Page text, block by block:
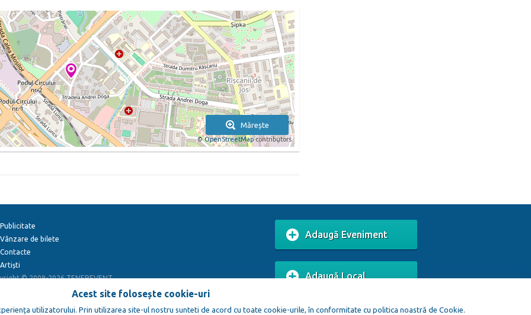
Mărește
©OpenStreetMapcontributors
Publicitate
Vânzare de bilete
Contacte
Artiști
© 2009-2026TENEREVENT
Adaugă Eveniment
Adaugă Local
Acest site folosește cookie-uri
utilizatorului. Prin utilizarea site-ul nostru sunteti de acord cu toate cookie-urile, în conformitate cu politica noastră de Cookie.